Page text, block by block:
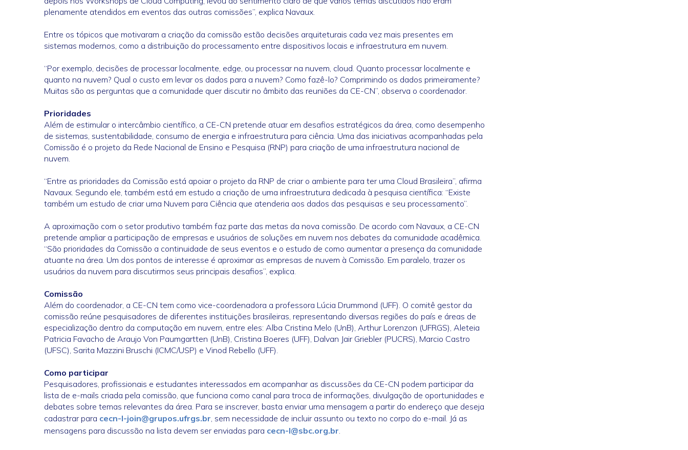
plenamente atendidos em eventos das outras comissões”, explica Navaux.
Entre os tópicos que motivaram a criação da comissão estão decisões arquiteturais cada vez mais presentes em
sistemas modernos, como a distribuição do processamento entre dispositivos locais e infraestrutura em nuvem.
“Por exemplo, decisões de processar localmente, edge, ou processar na nuvem, cloud. Quanto processar localmente e
quanto na nuvem? Qual o custo em levar os dados para a nuvem? Como fazê-lo? Comprimindo os dados primeiramente?
Muitas são as perguntas que a comunidade quer discutir no âmbito das reuniões da CE-CN”, observa o coordenador.
Prioridades
Além de estimular o intercâmbio científico, a CE-CN pretende atuar em desafios estratégicos da área, como desempenho
de sistemas, sustentabilidade, consumo de energia e infraestrutura para ciência. Uma das iniciativas acompanhadas pela
Comissão é o projeto da Rede Nacional de Ensino e Pesquisa (RNP) para criação de uma infraestrutura nacional de
nuvem.
“Entre as prioridades da Comissão está apoiar o projeto da RNP de criar o ambiente para ter uma Cloud Brasileira”, afirma
Navaux. Segundo ele, também está em estudo a criação de uma infraestrutura dedicada à pesquisa científica: “Existe
também um estudo de criar uma Nuvem para Ciência que atenderia aos dados das pesquisas e seu processamento”.
A aproximação com o setor produtivo também faz parte das metas da nova comissão. De acordo com Navaux, a CE-CN
pretende ampliar a participação de empresas e usuários de soluções em nuvem nos debates da comunidade acadêmica.
“São prioridades da Comissão a continuidade de seus eventos e o estudo de como aumentar a presença da comunidade
atuante na área. Um dos pontos de interesse é aproximar as empresas de nuvem à Comissão. Em paralelo, trazer os
usuários da nuvem para discutirmos seus principais desafios”, explica.
Comissão
Além do coordenador, a CE-CN tem como vice-coordenadora a professora Lúcia Drummond (UFF). O comitê gestor da
comissão reúne pesquisadores de diferentes instituições brasileiras, representando diversas regiões do país e áreas de
especialização dentro da computação em nuvem, entre eles: Alba Cristina Melo (UnB), Arthur Lorenzon (UFRGS), Aleteia
Patricia Favacho de Araujo Von Paumgartten (UnB), Cristina Boeres (UFF), Dalvan Jair Griebler (PUCRS), Marcio Castro
(UFSC), Sarita Mazzini Bruschi (ICMC/USP) e Vinod Rebello (UFF).
Como participar
Pesquisadores, profissionais e estudantes interessados em acompanhar as discussões da CE-CN podem participar da
lista de e-mails criada pela comissão, que funciona como canal para troca de informações, divulgação de oportunidades e
debates sobre temas relevantes da área. Para se inscrever, basta enviar uma mensagem a partir do endereço que deseja
cadastrar para cecn-l-join@grupos.ufrgs.br , sem necessidade de incluir assunto ou texto no corpo do e-mail. Já as
mensagens para discussão na lista devem ser enviadas para cecn-l@sbc.org.br